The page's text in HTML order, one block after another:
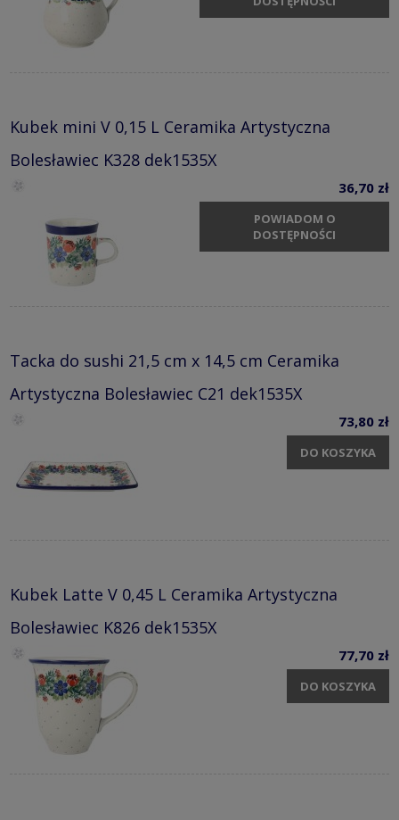
Kubek mini V 0,15 L Ceramika Artystyczna
Bolesławiec K328 dek1535X
36,70 zł
POWIADOM O
DOSTĘPNOŚCI
Tacka do sushi 21,5 cm x 14,5 cm Ceramika
Artystyczna Bolesławiec C21 dek1535X
73,80 zł
DO KOSZYKA
Kubek Latte V 0,45 L Ceramika Artystyczna
Bolesławiec K826 dek1535X
77,70 zł
DO KOSZYKA